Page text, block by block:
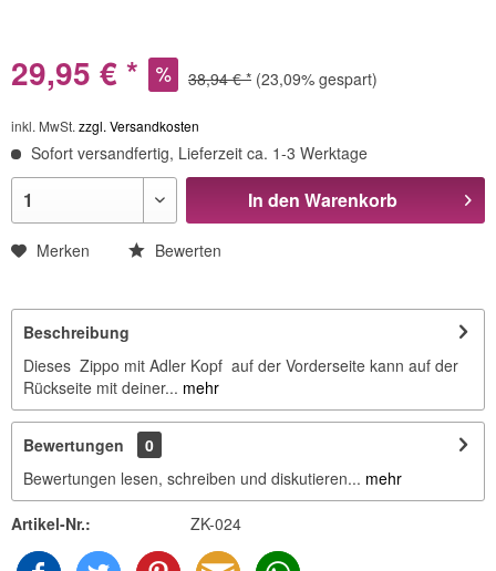
29,95 € * 38,94 € * (23,09% gespart)
inkl. MwSt. zzgl. Versandkosten
Sofort versandfertig, Lieferzeit ca. 1-3 Werktage
In den Warenkorb
Merken Bewerten
Beschreibung
Dieses Zippo mit Adler Kopf auf der Vorderseite kann auf der
Rückseite mit deiner... mehr
Bewertungen
0
Bewertungen lesen, schreiben und diskutieren... mehr
Artikel-Nr.: ZK-024